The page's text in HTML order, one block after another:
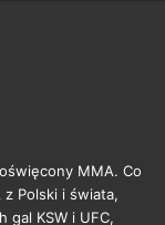
MMA. Co
Polski i świata,
KSW i UFC,